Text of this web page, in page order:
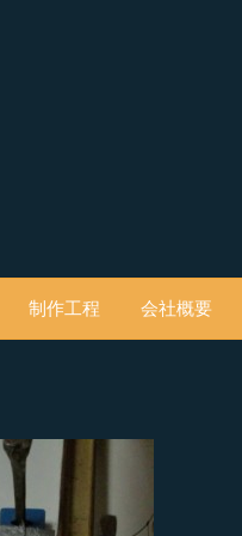
制作工程 会社概要